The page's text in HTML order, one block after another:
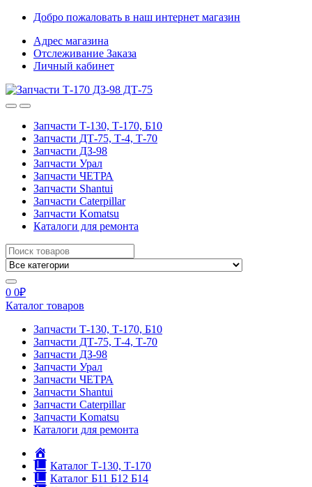
Skip
navigation
Skip
content
Добро пожаловать в наш интернет магазин
Адрес магазина
Отслеживание Заказа
Личный кабинет
Запчасти Т-130, Т-170, Б10
Запчасти ДТ-75, Т-4, Т-70
Запчасти ДЗ-98
Запчасти Урал
Запчасти ЧЕТРА
Запчасти Shantui
Запчасти Caterpillar
Запчасти Komatsu
Каталоги для ремонта
Search
for:
0 0₽
Каталог товаров
Запчасти Т-130, Т-170, Б10
Запчасти ДТ-75, Т-4, Т-70
Запчасти ДЗ-98
Запчасти Урал
Запчасти ЧЕТРА
Запчасти Shantui
Запчасти Caterpillar
Запчасти Komatsu
Каталоги для ремонта
Каталог Т-130, Т-170
Каталог Б11 Б12 Б14